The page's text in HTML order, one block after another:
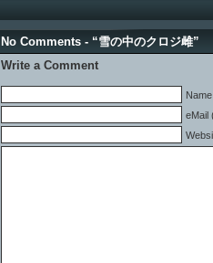
No Comments - “雪の中のクロジ雌”
Write a Comment
eMail